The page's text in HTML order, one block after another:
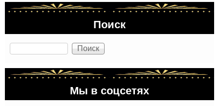
Поиск
Поиск
Мы в соцсетях